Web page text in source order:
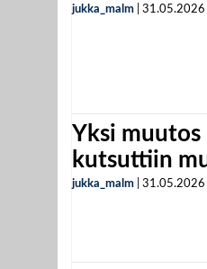
jukka_malm 31.05.2026
Yksi
kutsuttiin
jukka_malm 31.05.2026